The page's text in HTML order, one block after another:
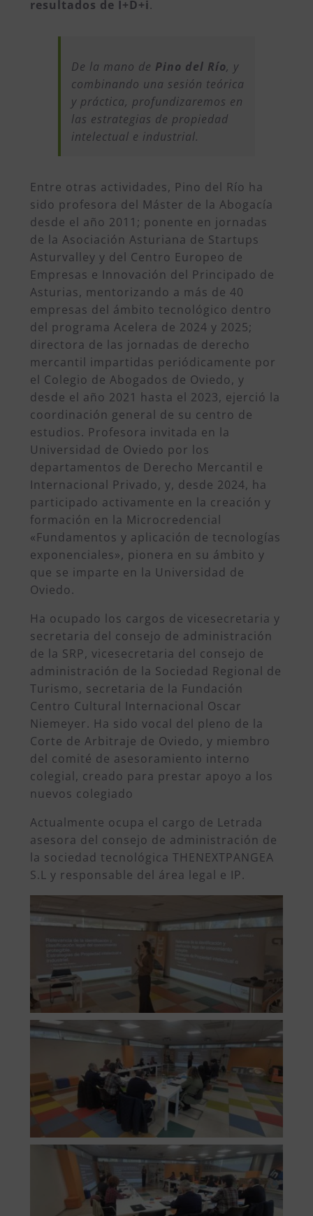
resultados de I+D+i.
De la mano de Pino del Río, y
combinando una sesión teórica
y práctica, profundizaremos en
las estrategias de propiedad
intelectual e industrial.
Entre otras actividades, Pino del Río ha
sido profesora del Máster de la Abogacía
desde el año 2011; ponente en jornadas
de la Asociación Asturiana de Startups
Asturvalley y del Centro Europeo de
Empresas e Innovación del Principado de
Asturias, mentorizando a más de 40
empresas del ámbito tecnológico dentro
del programa Acelera de 2024 y 2025;
directora de las jornadas de derecho
mercantil impartidas periódicamente por
el Colegio de Abogados de Oviedo, y
desde el año 2021 hasta el 2023, ejerció la
coordinación general de su centro de
estudios. Profesora invitada en la
Universidad de Oviedo por los
departamentos de Derecho Mercantil e
Internacional Privado, y, desde 2024, ha
participado activamente en la creación y
formación en la Microcredencial
«Fundamentos y aplicación de tecnologías
exponenciales», pionera en su ámbito y
que se imparte en la Universidad de
Oviedo.
Ha ocupado los cargos de vicesecretaria y
secretaria del consejo de administración
de la SRP, vicesecretaria del consejo de
administración de la Sociedad Regional de
Turismo, secretaria de la Fundación
Centro Cultural Internacional Oscar
Niemeyer. Ha sido vocal del pleno de la
Corte de Arbitraje de Oviedo, y miembro
del comité de asesoramiento interno
colegial, creado para prestar apoyo a los
nuevos colegiado
Actualmente ocupa el cargo de Letrada
asesora del consejo de administración de
la sociedad tecnológica THENEXTPANGEA
S.L y responsable del área legal e IP.